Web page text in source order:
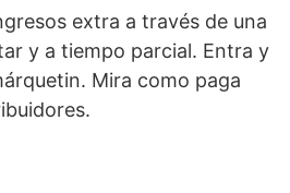
extra a través de una
y a tiempo parcial. Entra y
Mira como paga